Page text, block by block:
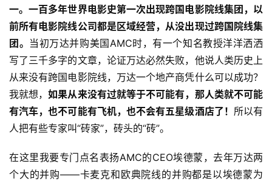
一。一百多年世界电影史第一次出现跨国电影院线集团，以
前所有电影院线公司都是区域经营，从没出现过跨国院线集
团。 当初万达并购美国AMC时，有一个知名教授洋洋洒洒
写了三千多字的文章，论证万达必然失败，他说人类历史上
从来没有跨国电影院线，万达一个地产商凭什么可以成功？
我就想，如果从来没有过就等于不可能有，那人类就不可能
有汽车，也不可能有飞机，也不会有五星级酒店了！ 所以有
人把有些专家叫“砖家”，砖头的“砖”。
在这里我要专门点名表扬AMC的CEO埃德蒙，去年万达两
个大的并购——卡麦克和欧典院线的并购都是以埃德蒙为